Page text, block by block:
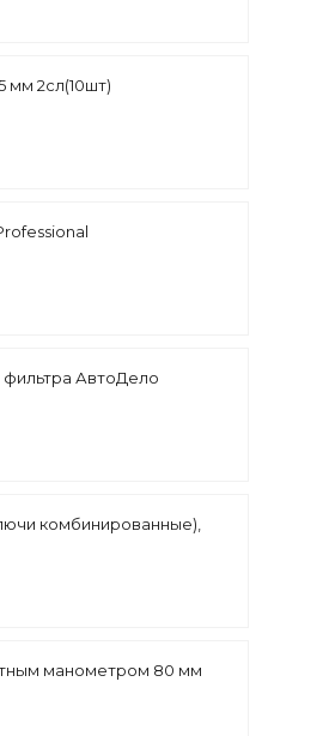
мм 2сл(10шт)
фильтра АвтоДело
комбинированные),
манометром 80 мм